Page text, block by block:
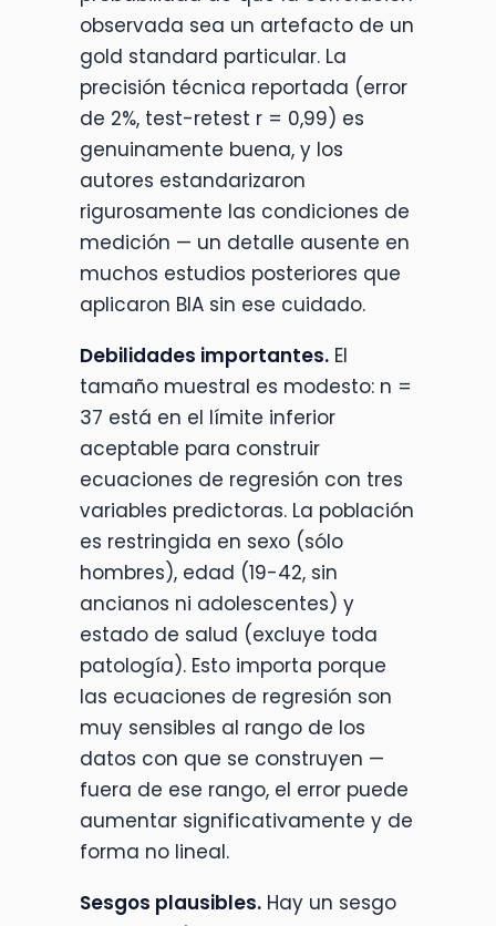
observada sea un artefacto de un
gold standard particular. La
precisión técnica reportada (error
de 2%, test-retest r = 0,99) es
genuinamente buena, y los
autores estandarizaron
rigurosamente las condiciones de
medición — un detalle ausente en
muchos estudios posteriores que
aplicaron BIA sin ese cuidado.
Debilidades importantes. El
tamaño muestral es modesto: n =
37 está en el límite inferior
aceptable para construir
ecuaciones de regresión con tres
variables predictoras. La población
es restringida en sexo (sólo
hombres), edad (19-42, sin
ancianos ni adolescentes) y
estado de salud (excluye toda
patología). Esto importa porque
las ecuaciones de regresión son
muy sensibles al rango de los
datos con que se construyen —
fuera de ese rango, el error puede
aumentar significativamente y de
forma no lineal.
Sesgos plausibles. Hay un sesgo